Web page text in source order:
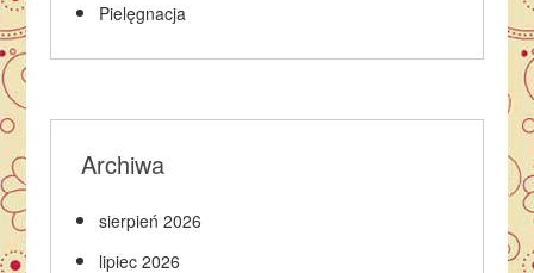
Pielęgnacja
Archiwa
sierpień 2026
lipiec 2026